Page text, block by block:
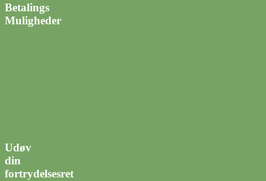
Betalings
Muligheder
Udøv
din
fortrydelsesret